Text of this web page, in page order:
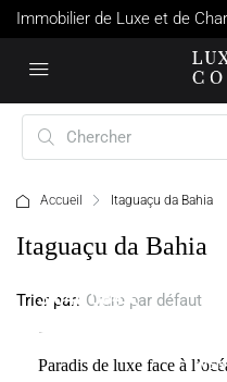
Immobilier de Luxe et de
Accueil Itaguaçu da Bahia
Itaguaçu da Bahia
Trier par: Ordre par défaut
3 640 084 €
Paradis de luxe face à